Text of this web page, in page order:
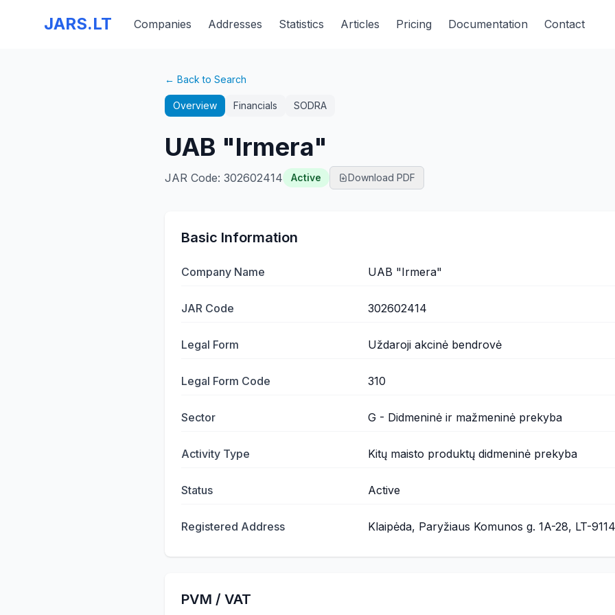
JARS.LT Companies Addresses Statistics Articles Pricing Documentation Contact
← Back to Search
Overview Financials SODRA
UAB "Irmera"
JAR Code: 302602414 Active Download PDF
Basic Information
Company Name UAB "Irmera"
JAR Code 302602414
Legal Form Uždaroji akcinė bendrovė
Legal Form Code 310
Sector G - Didmeninė ir mažmeninė prekyba
Activity Type Kitų maisto produktų didmeninė prekyba
Status Active
Registered Address Klaipėda, Paryžiaus Komunos g. 1A-28, LT-
PVM / VAT